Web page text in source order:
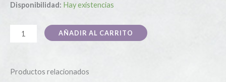
Disponibilidad: Hay existencias
AÑADIR AL CARRITO
Productos relacionados